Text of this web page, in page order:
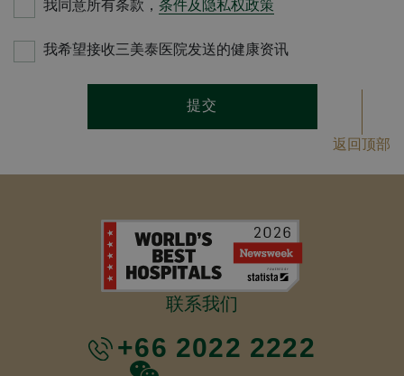
我同意所有条款， 条件及隐私权政策
我希望接收三美泰医院发送的健康资讯
提交
返回顶部
联系我们
+66 2022 2222